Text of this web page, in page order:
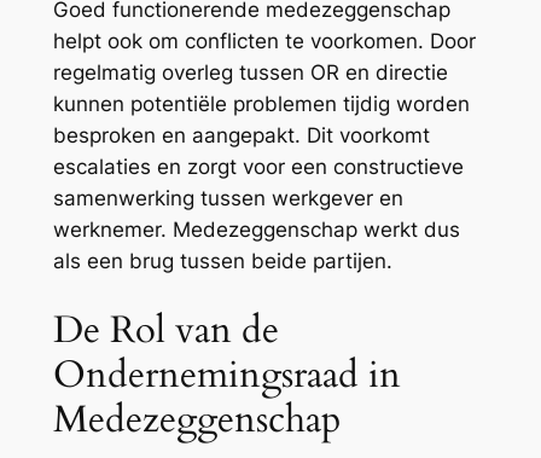
Goed functionerende medezeggenschap
helpt ook om conflicten te voorkomen. Door
regelmatig overleg tussen OR en directie
kunnen potentiële problemen tijdig worden
besproken en aangepakt. Dit voorkomt
escalaties en zorgt voor een constructieve
samenwerking tussen werkgever en
werknemer. Medezeggenschap werkt dus
als een brug tussen beide partijen.
De Rol van de
Ondernemingsraad in
Medezeggenschap